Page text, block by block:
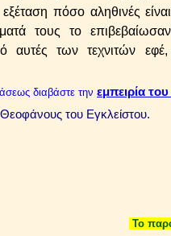
πόσο αληθινές
τους το
αυτές των τεχνιτών
διαβάστε την εμπειρία
του Εγκλείστου.
Το